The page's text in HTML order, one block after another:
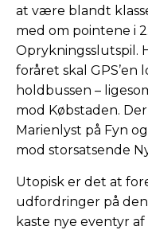
at være blandt
med om pointene i
Oprykningsslutspil.
foråret skal GPS’en
holdbussen –
mod Købstaden.
Marienlyst på Fyn
mod storsatsende
Utopisk er det at
udfordringer på den
kaste nye eventyr